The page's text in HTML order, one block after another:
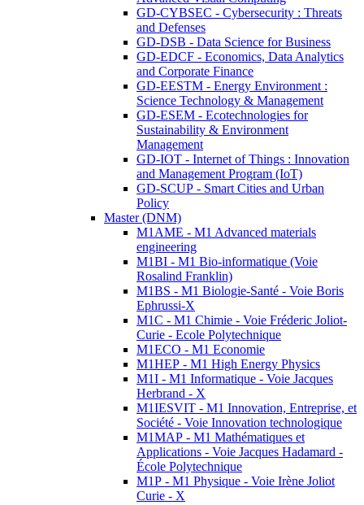
GD-CYBSEC - Cybersecurity : Threats
and Defenses
GD-DSB - Data Science for Business
GD-EDCF - Economics, Data Analytics
and Corporate Finance
GD-EESTM - Energy Environment :
Science Technology & Management
GD-ESEM - Ecotechnologies for
Sustainability & Environment
Management
GD-IOT - Internet of Things : Innovation
and Management Program (IoT)
GD-SCUP - Smart Cities and Urban
Policy
Master (DNM)
M1AME - M1 Advanced materials
engineering
M1BI - M1 Bio-informatique (Voie
Rosalind Franklin)
M1BS - M1 Biologie-Santé - Voie Boris
Ephrussi-X
M1C - M1 Chimie - Voie Fréderic Joliot-
Curie - Ecole Polytechnique
M1ECO - M1 Economie
M1HEP - M1 High Energy Physics
M1I - M1 Informatique - Voie Jacques
Herbrand - X
M1IESVIT - M1 Innovation, Entreprise, et
Société - Voie Innovation technologique
M1MAP - M1 Mathématiques et
Applications - Voie Jacques Hadamard -
École Polytechnique
M1P - M1 Physique - Voie Irène Joliot
Curie - X